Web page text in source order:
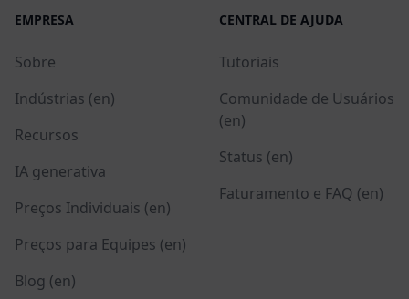
EMPRESA
Sobre
Indústrias (en)
Recursos
IA generativa
Preços Individuais (en)
Preços para Equipes (en)
Blog (en)
CENTRAL DE AJUDA
Tutoriais
Comunidade de Usuários
(en)
Status (en)
Faturamento e FAQ (en)